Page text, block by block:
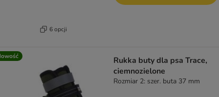
6 opcji
Rukka buty dla psa Trace,
ciemnozielone
Rozmiar 2: szer. buta 37 mm